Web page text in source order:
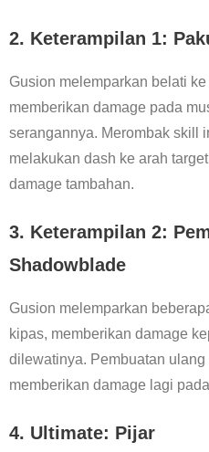
2. Keterampilan 1:
Gusion melemparkan belati
memberikan damage pada
serangannya. Merombak skill
melakukan dash ke arah
damage tambahan.
3. Keterampilan 2:
Shadowblade
Gusion melemparkan
kipas, memberikan damage
dilewatinya. Pembuatan
memberikan damage lagi
4. Ultimate: Pijar